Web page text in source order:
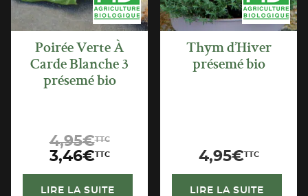
Poirée Verte À
Carde Blanche 3
présemé bio
4,95€TTC
initial
était :
3,46€TTC
prix
actuel
LIRE LA SUITE
Thym d’Hiver
présemé bio
4,95€TTC
LIRE LA SUITE